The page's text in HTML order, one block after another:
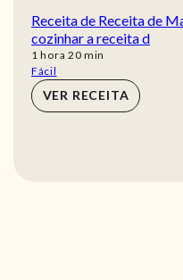
Receita de Receita de
cozinhar a receita d
1 hora
hora 20min
min
Fácil
VER RECEITA